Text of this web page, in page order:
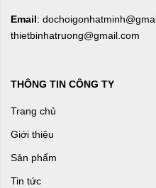
Email:
thietbinhatruong@gmail.com
THÔNG TIN CÔNG TY
Trang chủ
Giới thiệu
Sản phẩm
Tin tức